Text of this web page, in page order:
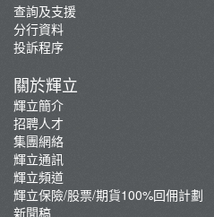
查詢及支援
分行資料
投訴程序
關於輝立
輝立簡介
招聘人才
集團網絡
輝立通訊
輝立頻道
輝立保險/股票/期貨100%回佣計劃
新聞稿